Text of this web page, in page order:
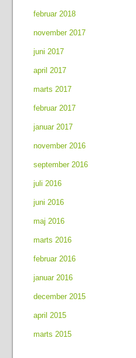
februar 2018
november 2017
juni 2017
april 2017
marts 2017
februar 2017
januar 2017
november 2016
september 2016
juli 2016
juni 2016
maj 2016
marts 2016
februar 2016
januar 2016
december 2015
april 2015
marts 2015